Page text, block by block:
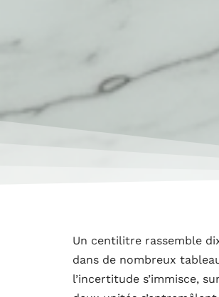
Un centilitre rassemble
dans de nombreux
l’incertitude s’immisce,